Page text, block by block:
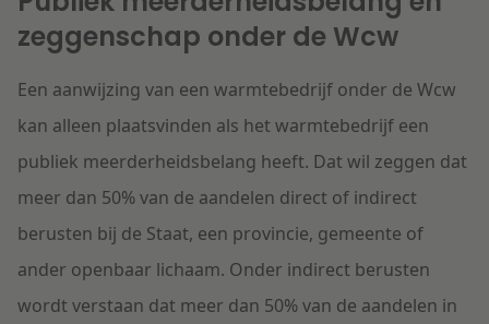
zeggenschap onder de Wcw
Een aanwijzing van een warmtebedrijf onder de Wcw
kan alleen plaatsvinden als het warmtebedrijf een
publiek meerderheidsbelang heeft. Dat wil zeggen dat
meer dan 50% van de aandelen direct of indirect
berusten bij de Staat, een provincie, gemeente of
ander openbaar lichaam. Onder indirect berusten
wordt verstaan dat meer dan 50% van de aandelen in